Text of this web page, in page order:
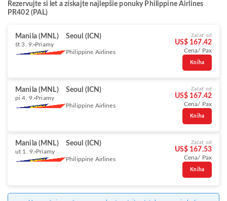
Rezervujte si let a získajte najlepšie ponuky Philippine Airlines
PR402 (PAL)
Manila (MNL) Seoul (ICN)
št 3. 9. Priamy
Philippine Airlines
Začať od
US$ 167.42
Cena/ Pax
Kniha
Manila (MNL) Seoul (ICN)
pi 4. 9. Priamy
Philippine Airlines
Začať od
US$ 167.42
Cena/ Pax
Kniha
Manila (MNL) Seoul (ICN)
ut 1. 9. Priamy
Philippine Airlines
Začať od
US$ 167.53
Cena/ Pax
Kniha